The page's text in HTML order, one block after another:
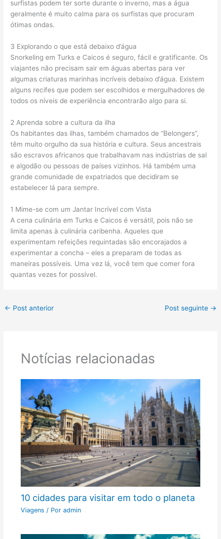
surfistas podem ter sorte durante o inverno, mas a água
geralmente é muito calma para os surfistas que procuram
ótimas ondas.
3 Explorando o que está debaixo d’água
Snorkeling em Turks e Caicos é seguro, fácil e gratificante. Os
viajantes não precisam sair em águas abertas para ver
algumas criaturas marinhas incríveis debaixo d’água. Existem
alguns recifes que podem ser escolhidos e mergulhadores de
todos os níveis de experiência encontrarão algo para si.
2 Aprenda sobre a cultura da ilha
Os habitantes das ilhas, também chamados de “Belongers”,
têm muito orgulho da sua história e cultura. Seus ancestrais
são escravos africanos que trabalhavam nas indústrias de sal
e algodão ou pessoas de países vizinhos. Há também uma
grande comunidade de expatriados que decidiram se
estabelecer lá para sempre.
1 Mime-se com um Jantar Incrível com Vista
A cena culinária em Turks e Caicos é versátil, pois não se
limita apenas à culinária caribenha. Aqueles que
experimentam refeições requintadas são encorajados a
experimentar a concha – eles a preparam de todas as
maneiras possíveis. Uma vez lá, você tem que comer fora
quantas vezes for possível.
← Post anterior Post seguinte →
Notícias relacionadas
10 cidades para visitar em todo o planeta
Viagens / Por admin